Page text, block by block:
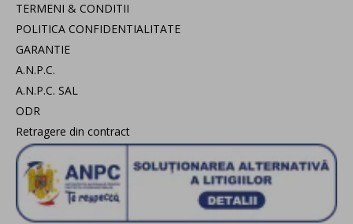
TERMENI & CONDITII
POLITICA CONFIDENTIALITATE
GARANTIE
A.N.P.C.
A.N.P.C. SAL
ODR
Retragere din contract